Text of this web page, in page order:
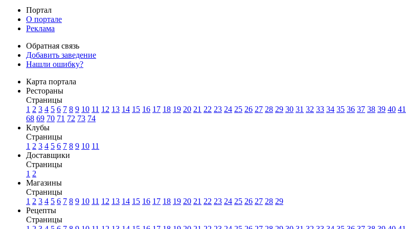
Портал
О портале
Реклама
Обратная связь
Добавить заведение
Нашли ошибку?
Карта портала
Рестораны
Страницы
1 2 3 4 5 6 7 8 9 10 11 12 13 14 15 16 17 18 19 20 21 22 23 24 25 26 27 28 29 30 31 32 33 34 35 36 37 38 39 40 41
68 69 70 71 72 73 74
Клубы
Страницы
1 2 3 4 5 6 7 8 9 10 11
Доставщики
Страницы
1 2
Магазины
Страницы
1 2 3 4 5 6 7 8 9 10 11 12 13 14 15 16 17 18 19 20 21 22 23 24 25 26 27 28 29
Рецепты
Страницы